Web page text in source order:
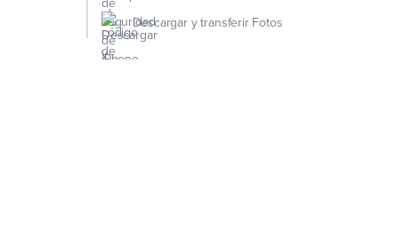
Descargar y transferir Fotos